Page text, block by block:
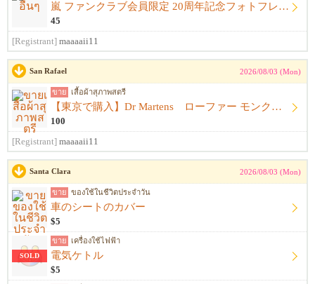
嵐 ファンクラブ会員限定 20周年記念フォトフレーム
45
[Registrant] maaaaii11
San Rafael 2026/08/03 (Mon)
ขาย เสื้อผ้าสุภาพสตรี
【東京で購入】Dr Martens ローファー モンクストラップ 黒 サイズ23.5cm〜24.0cm ドクターマーチン
100
[Registrant] maaaaii11
Santa Clara 2026/08/03 (Mon)
ขาย ของใช้ในชีวิตประจำวัน
車のシートのカバー
$5
SOLD
ขาย เครื่องใช้ไฟฟ้า
電気ケトル
$5